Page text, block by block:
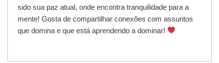
sido sua paz atual, onde encontra tranquilidade para a
mente! Gosta de compartilhar conexões com assuntos
que domina e que está aprendendo a dominar!